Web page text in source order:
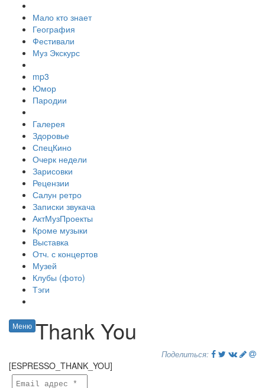
Мало кто знает
География
Фестивали
Муз Экскурс
mp3
Юмор
Пародии
Галерея
Здоровье
СпецКино
Очерк недели
Зарисовки
Рецензии
Салун ретро
Записки звукача
АктМузПроекты
Кроме музыки
Выставка
Отч. с концертов
Музей
Клубы (фото)
Тэги
Меню Thank You
Поделиться:
[ESPRESSO_THANK_YOU]